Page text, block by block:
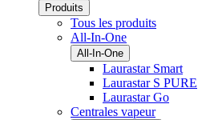
Produits
Tous les produits
All-In-One
All-In-One
Laurastar Smart
Laurastar S PURE
Laurastar Go
Centrales vapeur